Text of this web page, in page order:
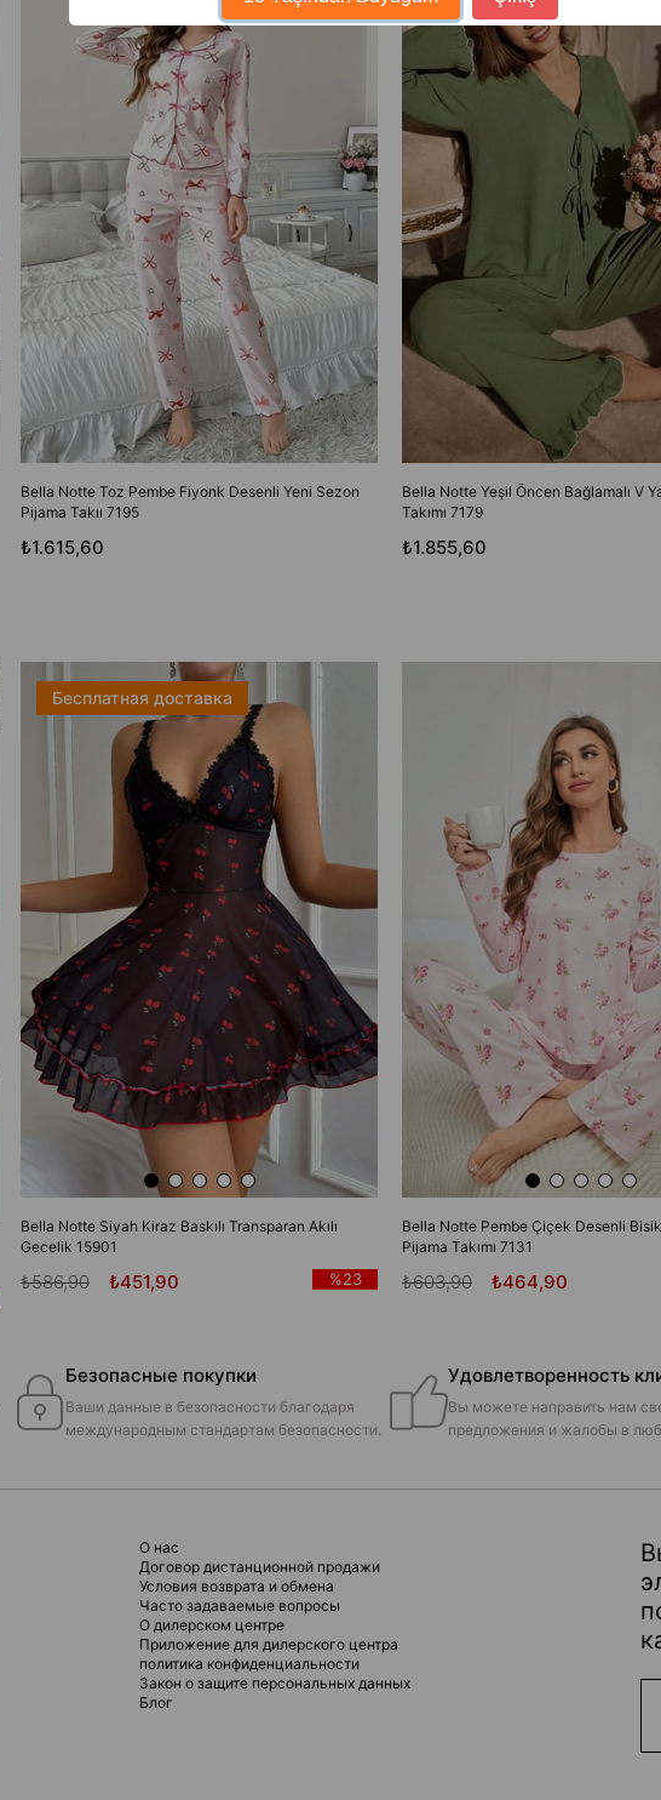
Bella Notte Toz Pembe Fiyonk Desenli Yeni Sezon
Pijama Takıı 7195
₺1.615,60
Bella Notte Yeşil Öncen Bağlamalı V
Takımı 7179
₺1.855,60
Bella Notte Siyah Kiraz Baskılı Transparan Akılı
Gecelik 15901
₺451,90
₺586,90 %23
Бесплатная доставка
Bella Notte Pembe Çiçek Desenli
Pijama Takımı 7131
₺464,90
₺603,90
Безопасные покупки
Ваши данные в безопасности благодаря
международным стандартам безопасности.
Удовлетворенность
Вы можете направить нам
предложения и жалобы в
О нас
Договор дистанционной продажи
Условия возврата и обмена
Часто задаваемые вопросы
О дилерском центре
Приложение для дилерского центра
политика конфиденциальности
Закон о защите персональных данных
Блог